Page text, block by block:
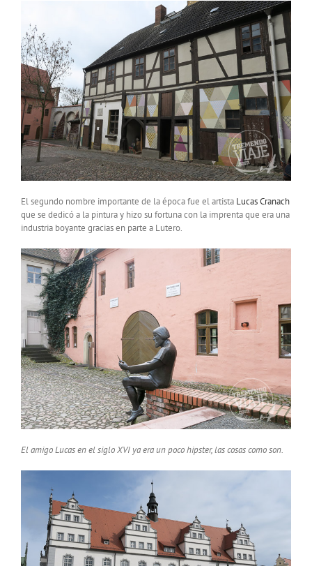
El segundo nombre importante de la época fue el artista Lucas Cranach
que se dedicó a la pintura y hizo su fortuna con la imprenta que era una
industria boyante gracias en parte a Lutero.
El amigo Lucas en el siglo XVI ya era un poco hipster, las cosas como son.